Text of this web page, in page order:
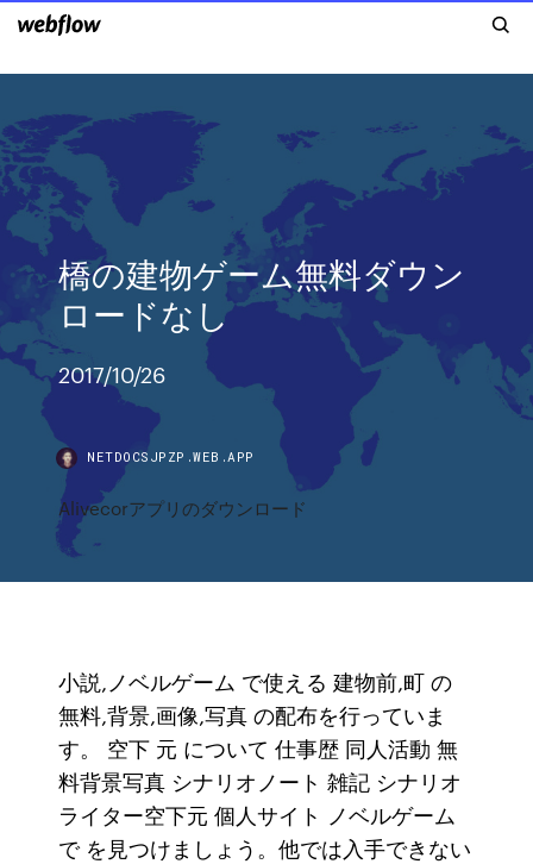
橋の建物ゲーム無料ダウン
ロードなし
2017/10/26
NETDOCSJPZP.WEB.APP
Alivecorアプリのダウンロード
小説,ノベルゲーム で使える 建物前,町 の
無料,背景,画像,写真 の配布を行っていま
す。 空下 元 について 仕事歴 同人活動 無
料背景写真 シナリオノート 雑記 シナリオ
ライター空下元 個人サイト ノベルゲーム
で を見つけましょう。他では入手できない